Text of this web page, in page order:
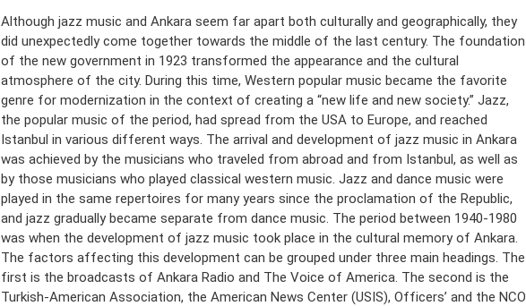
Although jazz music and Ankara seem far apart both culturally and geographically, they
did unexpectedly come together towards the middle of the last century. The foundation
of the new government in 1923 transformed the appearance and the cultural
atmosphere of the city. During this time, Western popular music became the favorite
genre for modernization in the context of creating a “new life and new society.” Jazz,
the popular music of the period, had spread from the USA to Europe, and reached
Istanbul in various different ways. The arrival and development of jazz music in Ankara
was achieved by the musicians who traveled from abroad and from Istanbul, as well as
by those musicians who played classical western music. Jazz and dance music were
played in the same repertoires for many years since the proclamation of the Republic,
and jazz gradually became separate from dance music. The period between 1940-1980
was when the development of jazz music took place in the cultural memory of Ankara.
The factors affecting this development can be grouped under three main headings. The
first is the broadcasts of Ankara Radio and The Voice of America. The second is the
Turkish-American Association, the American News Center (USIS), Officers’ and the NCO